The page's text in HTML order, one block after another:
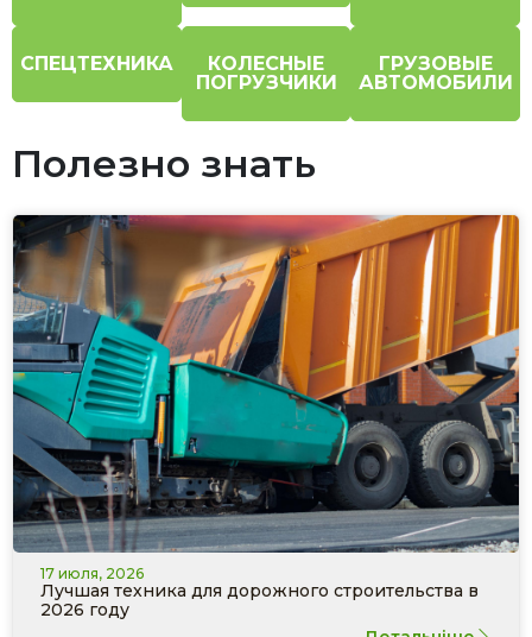
СПЕЦТЕХНИКА
КОЛЕСНЫЕ
ПОГРУЗЧИКИ
ГРУЗОВЫЕ
АВТОМОБИЛИ
Полезно знать
17 июля, 2026
Лучшая техника для дорожного строительства в
2026 году